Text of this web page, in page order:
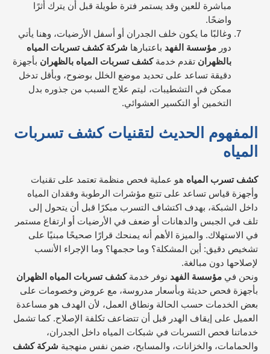
مباشرة للعين وقد يستمر فترة طويلة قبل أن يترك أثرًا
واضحًا.
وغالبًا ما يكون خلف الجدران أو أسفل الأرضيات، وهنا يأتي
دور مؤسسة الفهد باعتبارها شركة كشف تسربات المياه
بالظهران تقدم خدمةكشف تسربات المياه بالظهران بأجهزة
دقيقة تساعد على تحديد موضع الخلل بوضوح، وبأقل تدخل
ممكن في التشطيبات، ليتم علاج السبب من جذوره بدل
التخمين أو التكسير العشوائي.
المفهوم الحديث لتقنيات كشف تسربات
المياه
كشف تسرب المياه هو عملية فحص منظمة تعتمد على تقنيات
وأجهزة قياس تساعد على تتبع مؤشرات الرطوبة وفقدان المياه
داخل الشبكة، بهدف اكتشاف التسرب مبكرًا قبل أن يتحول إلى
تلف في الجبس والدهانات أو ضعف في الأرضيات أو ارتفاع مستمر
في الاستهلاك. والميزة الأهم أنه يمنحك قرارًا صحيحًا مبنيًا على
تشخيص دقيق: أين المشكلة؟ وما حجمها؟ وما الإجراء الأنسب
لإصلاحها دون مبالغة.
ونحن في مؤسسة الفهد نوفر خدمةكشف تسربات المياه الظهران
بأجهزة فحص حديثة وبأسعار مدروسة، مع عروض وخصومات على
بعض الخدمات حسب الحالة ونطاق العمل، لأن الهدف هو مساعدة
العميل على إيقاف الهدر قبل أن تتضاعف تكلفة الإصلاح. كما تشمل
خدماتنا فحص التسربات في شبكات المياه داخل الجدران،
والحمامات، والخزانات، والمسابح، ضمن نفس منهجية شركة كشف